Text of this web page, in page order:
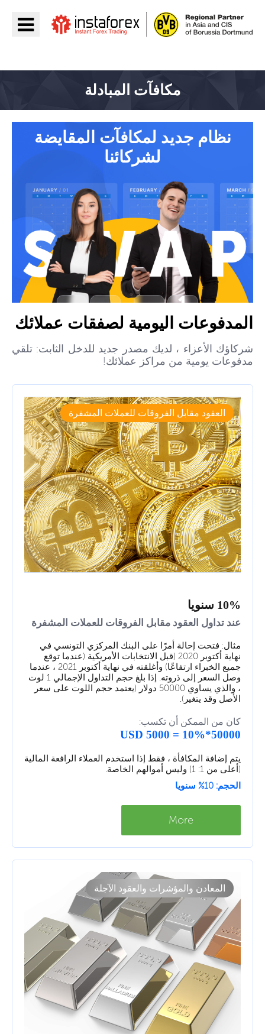
مكافآت المبادلة
نظام جديد لمكافآت المقايضة
لشركائنا
المدفوعات اليومية لصفقات عملائك
شركاؤك الأعزاء ، لديك مصدر جديد للدخل الثابت: تلقي
مدفوعات يومية من مراكز عملائك!
العقود مقابل الفروقات للعملات المشفرة
10% سنويا
عند تداول العقود مقابل الفروقات للعملات المشفرة
مثال: فتحت إحالة أمرًا على البنك المركزي التونسي في
نهاية أكتوبر 2020 (قبل الانتخابات الأمريكية (عندما توقع
جميع الخبراء ارتفاعًا) وأغلقته في نهاية أكتوبر 2021 ، عندما
وصل السعر إلى ذروته. إذا بلغ حجم التداول الإجمالي 1 لوت
، والذي يساوي 50000 دولار (يعتمد حجم اللوت على سعر
الأصل وقد يتغير).
كان من الممكن أن تكسب:
50000*10% = 5000 USD
يتم إضافة المكافأة ، فقط إذا استخدم العملاء الرافعة المالية
(أعلى من 1: 1) وليس أموالهم الخاصة.
الحجم: 10% سنويا
More
المعادن والمؤشرات والعقود الآجلة